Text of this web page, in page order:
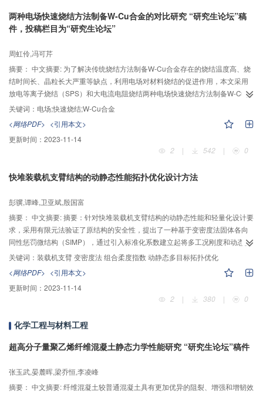
HVOF 涂层在喷涂中粒子未充分熔化，但粒子动能较高，表面相比于APS喷涂
方式更加平整，与基体的结合性能好于APS制备的涂层。通过HVOF制备的两种
孔隙率(0.65%)。此外，HVOF涂层的硬度均高于APS制备的涂层，由于具有较
少的粘结相，通过HVOF制备的WC-10Co-4Cr涂层具有最高的截面硬度。相比
于HVOF，APS具有较高的喷涂温度和较低的焰流速度导致涂层在喷涂过程中氧
化脱碳现象较为严重，出现大量的W2C及少量的Co3W3C、Co6W6C等脆性η
相。因此，HVOF更适合于喷涂WC-10Co-4Cr、WC-17Co两种涂层。
两种电场快速烧结方法制备W-Cu合金的对比研究 “研究生论坛”稿
件，投稿栏目为“研究生论坛”
周虹伶,冯可芹
摘要： 中文摘要: 为了解决传统烧结方法制备W-Cu合金存在的烧结温度高、烧
结时间长、晶粒长大严重等缺点，利用电场对材料烧结的促进作用，本文采用
放电等离子烧结（SPS）和大电流电阻烧结两种电场快速烧结方法制备W-Cu合
金。借助阿基米德排水法测量密度和金相显微镜、扫描电镜等分析测试方法，
对两种电场快速烧结方法在不同烧结温度条件下（800℃、900℃、1000℃）
制备的W-20wt%Cu合金的致密化程度及显微组织结构进行了对比研究。通过对
两种烧结方法中电场密度的计算和烧结体显微组织结构中铜池的出现，结果表
明：在本实验条件下，相比放电等离子烧结法，采用大电流电阻烧结法在加热
结致密化。大电流电阻烧结体的相对密度和显微组织结构均优于放电等离子烧
密度增大，合金内部孔洞和晶粒的大小、分布更加均匀，但当烧结温度达到
1000℃时，烧结体的相对密度增幅不大，烧结体孔洞集中，且晶粒团聚；而在
大电流电阻烧结时，随着烧结温度升高，烧结体的相对密度增大，显微组织结
构的均匀性也得到提高。
关键词： 电场;快速烧结;W-Cu合金
<网络PDF> <引用本文>
更新时间： 2023-11-14
2
| 542 | 0
快堆装载机支臂结构的动静态性能拓扑优化设计方法
彭骥,谭峰,卫亚斌,殷国富
摘要： 中文摘要: 摘要：针对快堆装载机支臂结构的动静态性能和轻量化设计要
求，采用有限元法验证了原结构的安全性，提出了一种基于变密度法固体各向
同性惩罚微结构（SIMP），通过引入标准化系数建立起将多工况刚度和动态多
个低阶关键固有频率归一为组合柔度指数最小的动静态多目标拓扑优化数学模
型，并得到了合理的整体Pareto解。分析结果表明，根据拓扑优化结果改进设
计的支臂动态性能明显提高，在安全停堆（SSE）工况下最大Tresca应力减小
约10%，结构重量减轻约21.5%，较好地达到了既提高性能又减轻重量的结构
关键词： 装载机支臂 变密度法 组合柔度指数 动静态多目标拓扑优化
<网络PDF> <引用本文>
更新时间： 2023-11-14
2
| 380 | 0
化学工程与材料工程
超高分子量聚乙烯纤维混凝土静态力学性能研究 “研究生论坛”稿件
张玉武,晏麓晖,梁乔恒,李凌峰
摘要： 中文摘要: 纤维混凝土较普通混凝土具有更加优异的阻裂、增强和增韧效